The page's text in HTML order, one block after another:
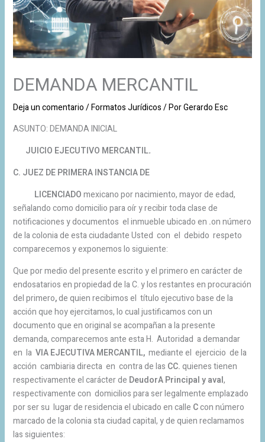
DEMANDA MERCANTIL
Deja un comentario/Formatos Jurídicos/ PorGerardo Esc
ASUNTO: DEMANDA INICIAL
JUICIO EJECUTIVO MERCANTIL.
C. JUEZ DE PRIMERA INSTANCIA DE
LICENCIADOmexicano por nacimiento, mayor de edad,
señalando como domicilio para oír y recibir toda clase de
notificaciones y documentos el inmueble ubicado en .on número
de la colonia de esta ciudadante Usted con el debido respeto
comparecemos y exponemos lo siguiente:
Que por medio del presente escrito y el primero en carácter de
endosatarios en propiedad de la C. y los restantes en procuración
del primero,de quien recibimos el título ejecutivo base de la
acción que hoy ejercitamos, lo cual justificamos con un
documento que en original se acompañan a la presente
demanda, comparecemos ante esta H. Autoridad a demandar
en la VIA EJECUTIVA MERCANTIL,mediante el ejercicio de la
acción cambiaria directa en contra de las CC.quienes tienen
respectivamente el carácter de DeudorA Principal y aval,
respectivamente con domicilios para ser legalmente emplazado
por ser su lugar de residencia el ubicado en calle Ccon número
marcadode la colonia sta ciudad capital, y de quien reclamamos
las siguientes: